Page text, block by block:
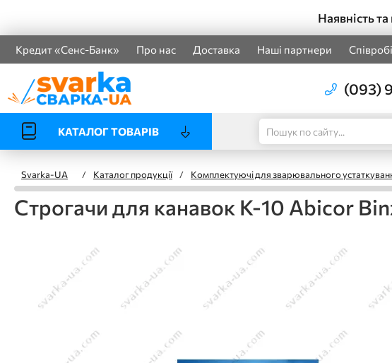
Наявність
Кредит «Сенс-Банк» Про нас Доставка Наші партнери
(093)
КАТАЛОГ ТОВАРІВ
Svarka-UA / Каталог продукції / Комплектуючі для зварювального
Строгачи для канавок К-10 Abicor